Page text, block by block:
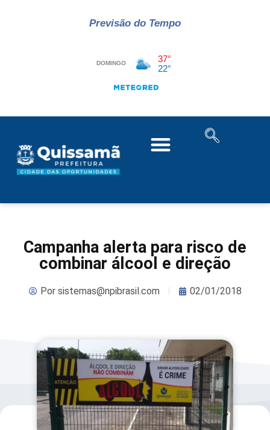
Previsão do Tempo
Campanha alerta para risco de
combinar álcool e direção
Porsistemas@npibrasil.com 02/01/2018